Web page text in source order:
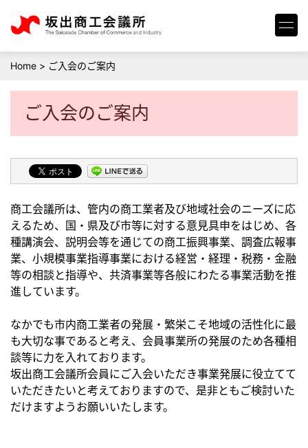
Home > ご入会のご案内
ご入会のご案内
商工会議所は、管内の商工業者及び地域社会のニーズに応
えるため、国・県及び市等に対する意見具申をはじめ、各
種講演会、説明会等を通じての商工振興事業、調査広報事
業、小規模事業指導事業における経営・経理・税務・金融
等の相談と指導や、共済事業等各般にわたる事業活動を推
進しています。
なかでも市内商工業者の発展・繁栄こそ地域の活性化に最
も大切な事であると考え、会員事業所の発展のため各種相
談等に力を入れております。
坂出商工会議所会員にご入会いただき事業発展に役立てて
いただきたいと考えておりますので、是非ともご検討いた
だけますようお願いいたします。